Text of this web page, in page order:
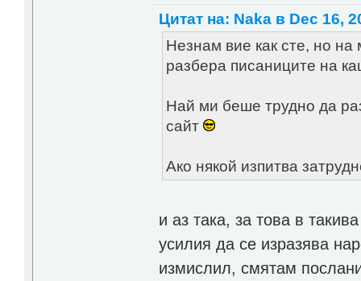
Цитат на: Naka в Dec 16,
Незнам вие как сте, но
разбера писаниците на
Най ми беше трудно да
сайт
Ако някой изпитва
и аз така, за това в
усилия да се изразява
измислил, смятам